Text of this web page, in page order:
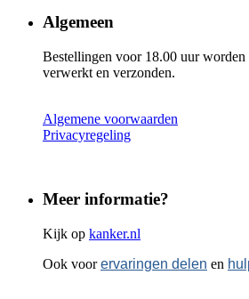
Algemeen
Bestellingen voor 18.00 uur worden
verwerkt en verzonden.
Algemene voorwaarden
Privacyregeling
Meer informatie?
Kijk op kanker.nl
Ook voorervaringen delen en